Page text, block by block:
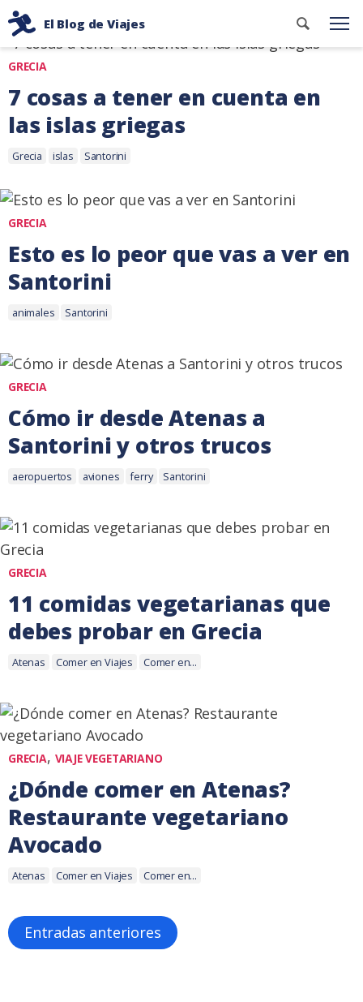
contenido
El Blog de Viajes
Consejos
de
viaje
de
dos
mochileros
Buscar
Categoría: Grecia
GRECIA
7 cosas a tener en cuenta en
las islas griegas
15
2019
Etiquetas:
Grecia islas Santorini
GRECIA
Esto es lo peor que vas a ver en
Santorini
4
2018
Etiquetas:
animales Santorini
GRECIA
Cómo ir desde Atenas a
Santorini y otros trucos
23
2016
Etiquetas:
aeropuertos aviones ferry Santorini
GRECIA
11 comidas vegetarianas que
debes probar en Grecia
10
2016
Etiquetas:
Atenas Comer en Viajes Comer en...
GRECIA, VIAJE VEGETARIANO
¿Dónde comer en Atenas?
Restaurante vegetariano
Avocado
8
2016
Etiquetas:
Atenas Comer en Viajes Comer en...
Navegación
de
Entradas anteriores